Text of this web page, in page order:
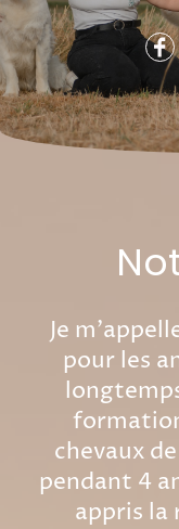
Je
pour les
chevaux
pendant 4
appris la